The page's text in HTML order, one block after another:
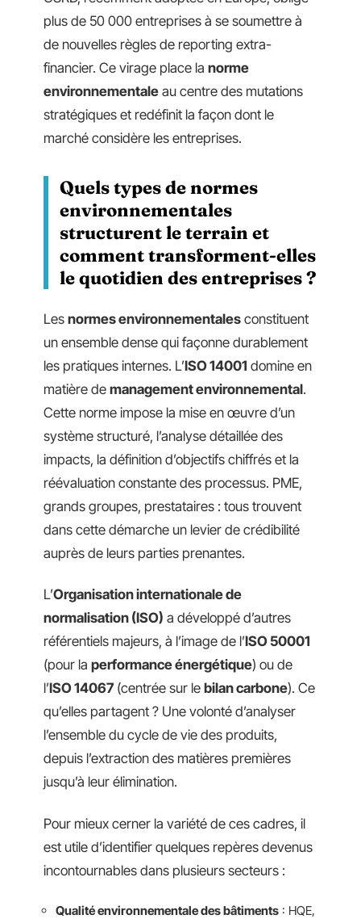
plus de 50 000 entreprises à se soumettre à
de nouvelles règles de reporting extra-
financier. Ce virage place la norme
environnementale au centre des mutations
stratégiques et redéfinit la façon dont le
marché considère les entreprises.
Quels types de normes
environnementales
structurent le terrain et
comment transforment-elles
le quotidien des entreprises ?
Les normes environnementales constituent
un ensemble dense qui façonne durablement
les pratiques internes. L’ISO 14001 domine en
matière de management environnemental.
Cette norme impose la mise en œuvre d’un
système structuré, l’analyse détaillée des
impacts, la définition d’objectifs chiffrés et la
réévaluation constante des processus. PME,
grands groupes, prestataires : tous trouvent
dans cette démarche un levier de crédibilité
auprès de leurs parties prenantes.
L’Organisation internationale de
normalisation (ISO) a développé d’autres
référentiels majeurs, à l’image de l’ISO 50001
(pour la performance énergétique) ou de
l’ISO 14067 (centrée sur le bilan carbone). Ce
qu’elles partagent ? Une volonté d’analyser
l’ensemble du cycle de vie des produits,
depuis l’extraction des matières premières
jusqu’à leur élimination.
Pour mieux cerner la variété de ces cadres, il
est utile d’identifier quelques repères devenus
incontournables dans plusieurs secteurs :
Qualité environnementale des bâtiments : HQE,